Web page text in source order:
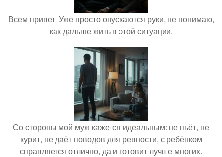
Всем привет. Уже просто опускаются руки, не понимаю,
как дальше жить в этой ситуации.
Со стороны мой муж кажется идеальным: не пьёт, не
курит, не даёт поводов для ревности, с ребёнком
справляется отлично, да и готовит лучше многих.